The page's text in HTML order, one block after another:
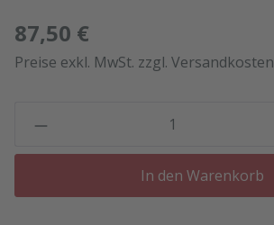
87,50 €
Preise exkl. MwSt. zzgl. Versandkosten
In den Warenkorb